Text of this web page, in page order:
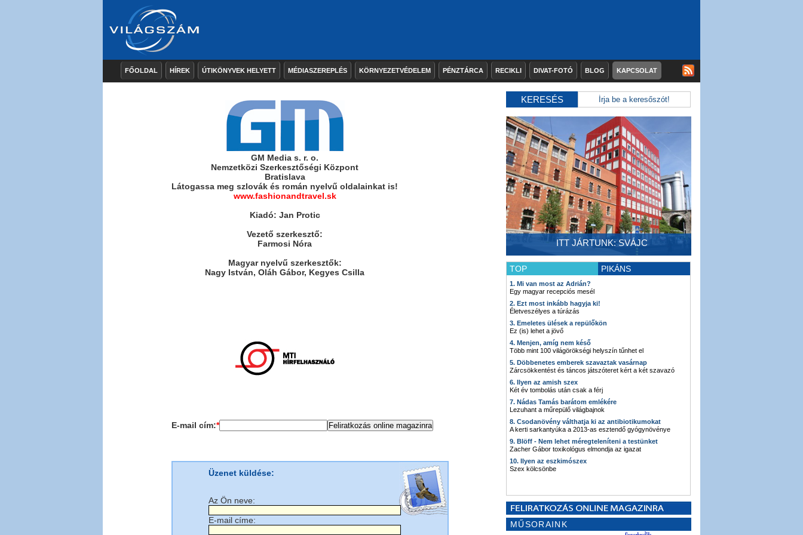
FŐOLDAL HÍREK ÚTIKÖNYVEK HELYETT MÉDIASZEREPLÉS KÖRNYEZETVÉDELEM PÉNZTÁRCA RECIKLI DIVAT-FOTÓ BLOG KAPCSOLAT
GM Media s. r. o.
Nemzetközi Szerkesztőségi Központ
Bratislava
Látogassa meg szlovák és román nyelvű oldalainkat is!
www.fashionandtravel.sk
Kiadó: Jan Protic
Vezető szerkesztő:
Farmosi Nóra
Magyar nyelvű szerkesztők:
Nagy István, Oláh Gábor, Kegyes Csilla
E-mail cím:*
Üzenet küldése:
Az Ön neve:
E-mail címe:
KERESÉS
ITT JÁRTUNK: SVÁJC
TOP PIKÁNS
1. Mi van most az Adrián?
Egy magyar recepciós mesél
2. Ezt most inkább hagyja ki!
Életveszélyes a túrázás
3. Emeletes ülések a repülőkön
Ez (is) lehet a jövő
4. Menjen, amíg nem késő
Több mint 100 világörökségi helyszín tűnhet el
5. Döbbenetes emberek szavaztak vasárnap
Zárcsökkentést és táncos játszóteret kért a két szavazó
6. Ilyen az amish szex
Két év tombolás után csak a férj
7. Nádas Tamás barátom emlékére
Lezuhant a műrepülő világbajnok
8. Csodanövény válthatja ki az antibiotikumokat
A kerti sarkantyúka a 2013-as esztendő gyógynövénye
9. Blöff - Nem lehet méregteleníteni a testünket
Zacher Gábor toxikológus elmondja az igazat
10. Ilyen az eszkimószex
Szex kölcsönbe
MŰSORAINK